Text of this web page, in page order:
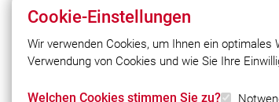
Bahnhof
Cookie-Einstellungen
Wir verwenden Cookies, um Ihnen ein
Verwendung von Cookies und wie Sie Ihre
Welchen Cookies stimmen Sie zu?